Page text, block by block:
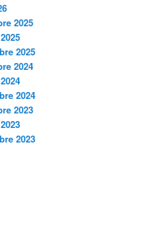
2025
2025
2024
2024
2023
2023